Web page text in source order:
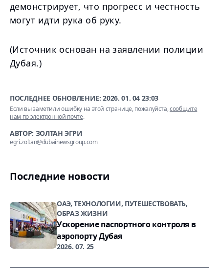
демонстрирует, что прогресс и честность
могут идти рука об руку.
(Источник основан на заявлении полиции
Дубая.)
ПОСЛЕДНЕЕ ОБНОВЛЕНИЕ:2026. 01. 04 23:03
Если вы заметили ошибку на этой странице, пожалуйста,сообщите
нам по электронной почте.
АВТОР: ЗОЛТАН ЭГРИ
egri.zoltan@dubainewsgroup.com
Последние новости
ОАЭ, ТЕХНОЛОГИИ, ПУТЕШЕСТВОВАТЬ,
ОБРАЗ ЖИЗНИ
Ускорение паспортного контроля в
аэропорту Дубая
2026. 07. 25